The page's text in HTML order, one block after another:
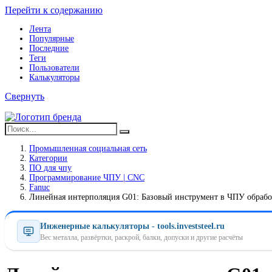
Перейти к содержанию
Лента
Популярные
Последние
Теги
Пользователи
Калькуляторы
Свернуть
Промышленная социальная сеть
Категории
ПO для чпу
Программирование ЧПУ | CNC
Fanuc
Линейная интерполяция G01: Базовый инструмент в ЧПУ
Инженерные калькуляторы - tools.investsteel.ru
Вес металла, развёртки, раскрой, балки, допуски и другие расчёты